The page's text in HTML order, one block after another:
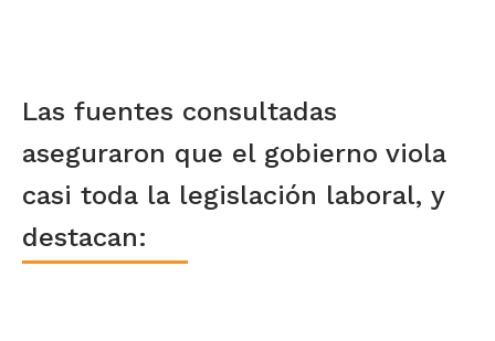
Las fuentes consultadas
aseguraron que el gobierno viola
casi toda la legislación laboral, y
destacan: